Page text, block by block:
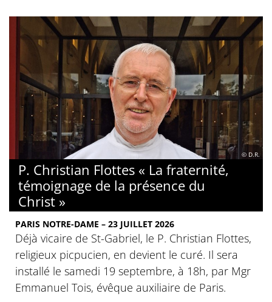
© D.R.
P. Christian Flottes « La fraternité,
témoignage de la présence du
Christ »
PARIS NOTRE-DAME – 23 JUILLET 2026
Déjà vicaire de St-Gabriel, le P. Christian Flottes,
religieux picpucien, en devient le curé. Il sera
installé le samedi 19 septembre, à 18h, par Mgr
Emmanuel Tois, évêque auxiliaire de Paris.